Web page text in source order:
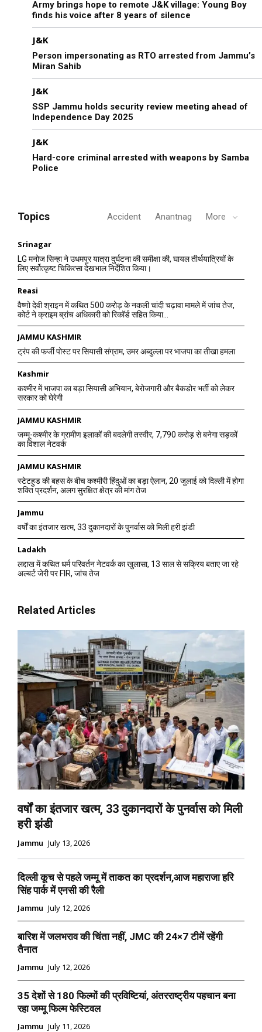
Army brings hope to remote J&K village: Young Boy
finds his voice after 8 years of silence
J&K
Person impersonating as RTO arrested from Jammu’s
Miran Sahib
J&K
SSP Jammu holds security review meeting ahead of
Independence Day 2025
J&K
Hard-core criminal arrested with weapons by Samba
Police
Topics Accident Anantnag More
Srinagar
LG मनोज सिन्हा ने उधमपुर यात्रा दुर्घटना की समीक्षा की, घायल तीर्थयात्रियों के
लिए सर्वोत्कृष्ट चिकित्सा देखभाल निर्देशित किया।
Reasi
वैष्णो देवी श्राइन में कथित 500 करोड़ के नकली चांदी चढ़ावा मामले में जांच तेज,
कोर्ट ने क्राइम ब्रांच अधिकारी को रिकॉर्ड सहित किया...
JAMMU KASHMIR
ट्रंप की फर्जी पोस्ट पर सियासी संग्राम, उमर अब्दुल्ला पर भाजपा का तीखा हमला
Kashmir
कश्मीर में भाजपा का बड़ा सियासी अभियान, बेरोजगारी और बैकडोर भर्ती को लेकर
सरकार को घेरेगी
JAMMU KASHMIR
जम्मू-कश्मीर के ग्रामीण इलाकों की बदलेगी तस्वीर, 7,790 करोड़ से बनेगा सड़कों
का विशाल नेटवर्क
JAMMU KASHMIR
स्टेटहुड की बहस के बीच कश्मीरी हिंदुओं का बड़ा ऐलान, 20 जुलाई को दिल्ली में होगा
शक्ति प्रदर्शन, अलग सुरक्षित क्षेत्र की मांग तेज
Jammu
वर्षों का इंतजार खत्म, 33 दुकानदारों के पुनर्वास को मिली हरी झंडी
Ladakh
लद्दाख में कथित धर्म परिवर्तन नेटवर्क का खुलासा, 13 साल से सक्रिय बताए जा रहे
अल्बर्ट जेरी पर FIR, जांच तेज
Related Articles
वर्षों का इंतजार खत्म, 33 दुकानदारों के पुनर्वास को मिली
हरी झंडी
Jammu July 13, 2026
दिल्ली कूच से पहले जम्मू में ताकत का प्रदर्शन,आज महाराजा हरि
सिंह पार्क में एनसी की रैली
Jammu July 12, 2026
बारिश में जलभराव की चिंता नहीं, JMC की 24×7 टीमें रहेंगी
तैनात
Jammu July 12, 2026
35 देशों से 180 फिल्मों की प्रविष्टियां, अंतरराष्ट्रीय पहचान बना
रहा जम्मू फिल्म फेस्टिवल
Jammu July 11, 2026